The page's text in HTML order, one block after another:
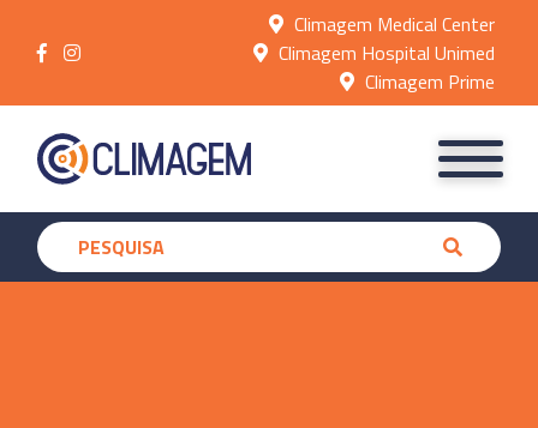
Climagem Medical Center
Climagem Hospital Unimed
Climagem Prime